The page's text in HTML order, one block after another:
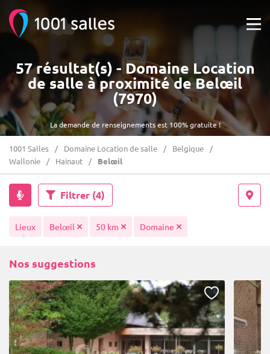
La demande de renseignements est 100% gratuite !
57 résultat(s) - Domaine Location
de salle à proximité de Belœil
(7970)
1001 Salles Domaine Location de salle
Belgique
Wallonie
Hainaut Belœil
Filtrer (4)
Lieux Belœil 50 km Domaine
Nos suggestions